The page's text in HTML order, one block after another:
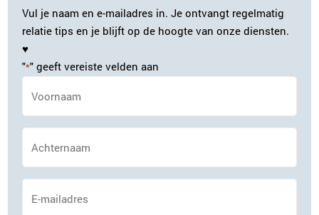
Vul je naam en e-mailadres in. Je ontvangt regelmatig
relatie tips en je blijft op de hoogte van onze diensten.
♥
"*" geeft vereiste velden aan
mailadres